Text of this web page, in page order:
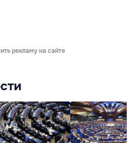
рекламу на сайте